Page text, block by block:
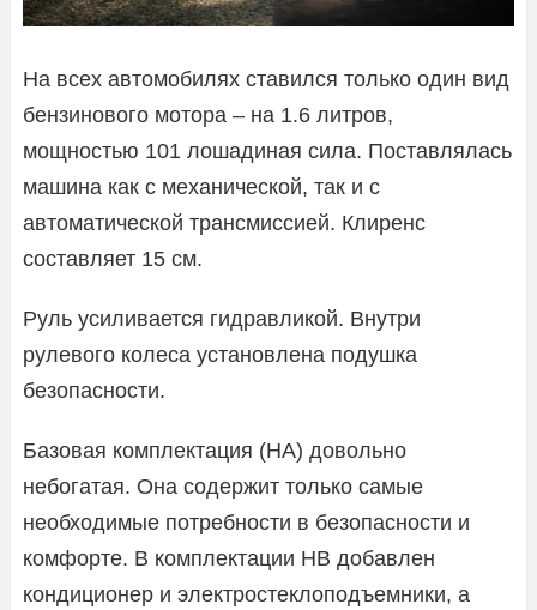
На всех автомобилях ставился только один вид
бензинового мотора – на 1.6 литров,
мощностью 101 лошадиная сила. Поставлялась
машина как с механической, так и с
автоматической трансмиссией. Клиренс
составляет 15 см.
Руль усиливается гидравликой. Внутри
рулевого колеса установлена подушка
безопасности.
Базовая комплектация (НА) довольно
небогатая. Она содержит только самые
необходимые потребности в безопасности и
комфорте. В комплектации НВ добавлен
кондиционер и электростеклоподъемники, а